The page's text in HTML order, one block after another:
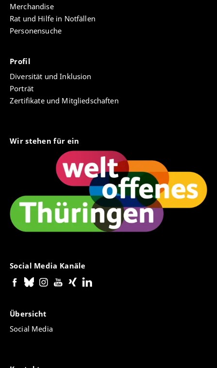
Merchandise
Rat und Hilfe in Notfällen
Personensuche
Profil
Diversität und Inklusion
Porträt
Zertifikate und Mitgliedschaften
Wir stehen für ein
Social Media Kanäle
Übersicht
Social Media